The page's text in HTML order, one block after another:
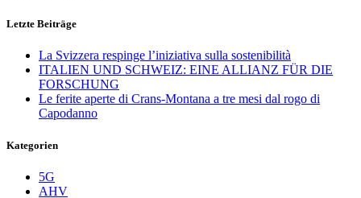
Letzte Beiträge
La Svizzera respinge l’iniziativa sulla sostenibilità
ITALIEN UND SCHWEIZ: EINE ALLIANZ FÜR DIE
FORSCHUNG
Le ferite aperte di Crans-Montana a tre mesi dal rogo di
Capodanno
Kategorien
5G
AHV